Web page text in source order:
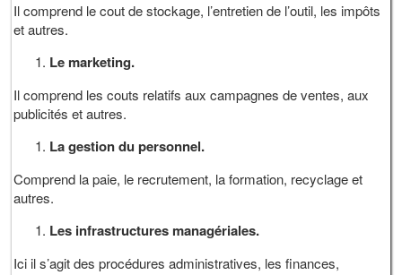
Il comprend le cout de stockage, l’entretien de l’outil, les impôts
et autres.
Le marketing.
Il comprend les couts relatifs aux campagnes de ventes, aux
publicités et autres.
La gestion du personnel.
Comprend la paie, le recrutement, la formation, recyclage et
autres.
Les infrastructures managériales.
Ici il s’agit des procédures administratives, les finances,